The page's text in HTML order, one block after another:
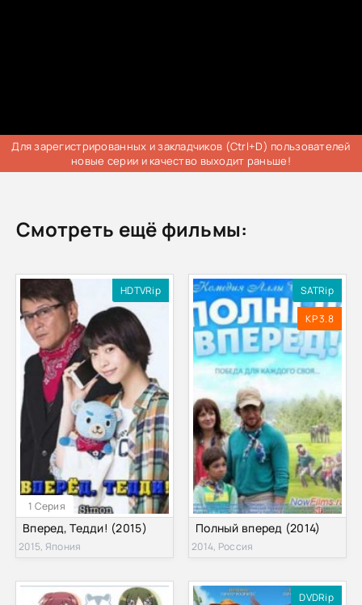
Для зарегистрированных и закладчиков (Ctrl+D) пользователей
новые серии и качество выходит раньше!
Смотреть ещё фильмы:
1 Серия
HDTVRip
Вперед, Тедди! (2015)
2015, Япония
SATRip
KP 3.8
Полный вперед (2014)
2014, Россия
DVDRip